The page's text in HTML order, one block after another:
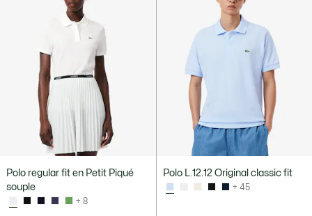
Polo regular fit en Petit Piqué
souple
+ 8
Polo L.12.12 Original classic fit
+ 45